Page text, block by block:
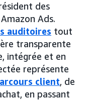
des
Ads.
auditoires tout
transparente
intégrée et en
représente
client, de
en passant